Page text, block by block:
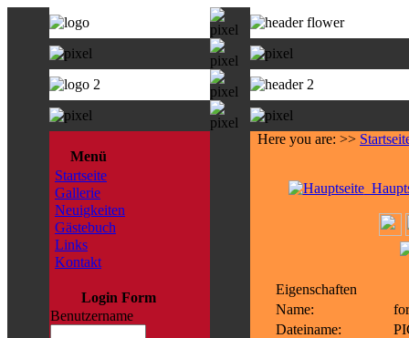
Menü
Startseite
Gallerie
Neuigkeiten
Gästebuch
Links
Kontakt
Login Form
Benutzername
Here you are: >>
Eigenschaften
Name:
Dateiname: